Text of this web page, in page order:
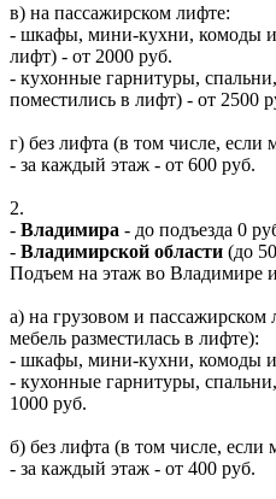
в) на пассажирском лифте:
- шкафы, мини-кухни, комоды и
лифт) - от 2000 руб.
- кухонные гарнитуры,
поместились в лифт) - от 2500
г) без лифта (в том числе, если
- за каждый этаж - от 600 руб.
2.
- Владимира - до подъезда 0
- Владимирской области (до
Подъем на этаж во Владимире
а) на грузовом и
мебель разместилась в лифте):
- шкафы, мини-кухни, комоды и
- кухонные гарнитуры,
1000 руб.
б) без лифта (в том числе, если
- за каждый этаж - от 400 руб.